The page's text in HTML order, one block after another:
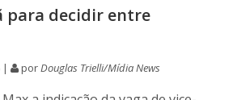
para decidir entre
| por Douglas Trielli/Mídia News